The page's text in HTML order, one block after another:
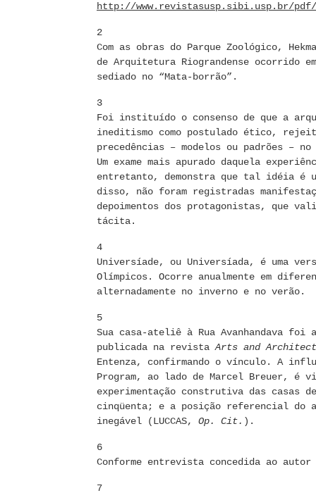
http://www.revistasusp.sibi.usp.br/pdf/
2
Com as obras do Parque Zoológico,
de Arquitetura Riograndense ocorrido
sediado no “Mata-borrão”.
3
Foi instituído o consenso de que a
ineditismo como postulado ético,
precedências – modelos ou padrões –
Um exame mais apurado daquela
entretanto, demonstra que tal idéia é
disso, não foram registradas
depoimentos dos protagonistas, que
tácita.
4
Universíade, ou Universíada, é uma
Olímpicos. Ocorre anualmente em
alternadamente no inverno e no verão.
5
Sua casa-ateliê à Rua Avanhandava
publicada na revistaArts and
Entenza, confirmando o vínculo. A
Program, ao lado de Marcel Breuer, é
experimentação construtiva das casas
cinqüenta; e a posição referencial do
inegável (LUCCAS, Op. Cit. ).
6
Conforme entrevista concedida ao autor
7